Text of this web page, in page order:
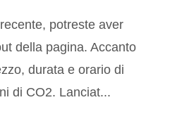
potreste aver
della pagina. Accanto
durata e orario di
di CO2. Lanciat...